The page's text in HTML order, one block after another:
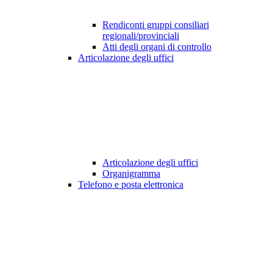
Rendiconti gruppi consiliari
regionali/provinciali
Atti degli organi di controllo
Articolazione degli uffici
Articolazione degli uffici
Organigramma
Telefono e posta elettronica